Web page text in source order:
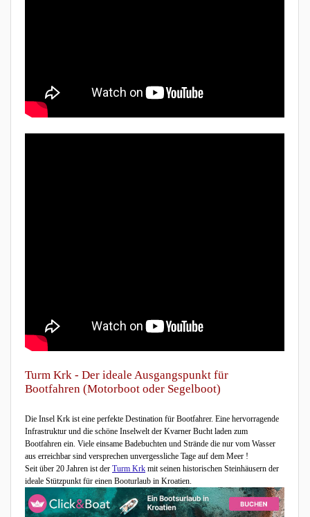
Turm Krk - Der ideale Ausgangspunkt für
Bootfahren (Motorboot oder Segelboot)
Die Insel Krk ist eine perfekte Destination für Bootfahrer. Eine hervorragende
Infrastruktur und die schöne Inselwelt der Kvarner Bucht laden zum
Bootfahren ein. Viele einsame Badebuchten und Strände die nur vom Wasser
aus erreichbar sind versprechen unvergessliche Tage auf dem Meer !
Seit über 20 Jahren ist der Turm Krk mit seinen historischen Steinhäusern der
ideale Stützpunkt für einen Booturlaub in Kroatien.